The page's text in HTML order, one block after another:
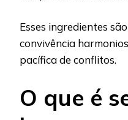
Esses ingredientes
convivência
pacífica de conflitos.
O que é